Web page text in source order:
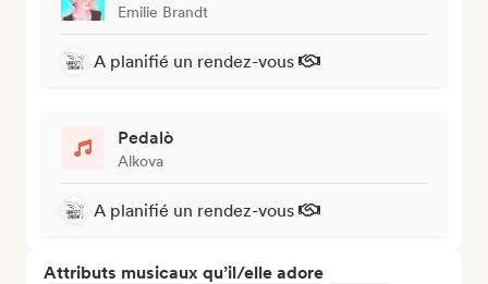
Emilie Brandt
A planifié un rendez-vous
Pedalò
Alkova
A planifié un rendez-vous
Attributs musicaux qu’il/elle adore